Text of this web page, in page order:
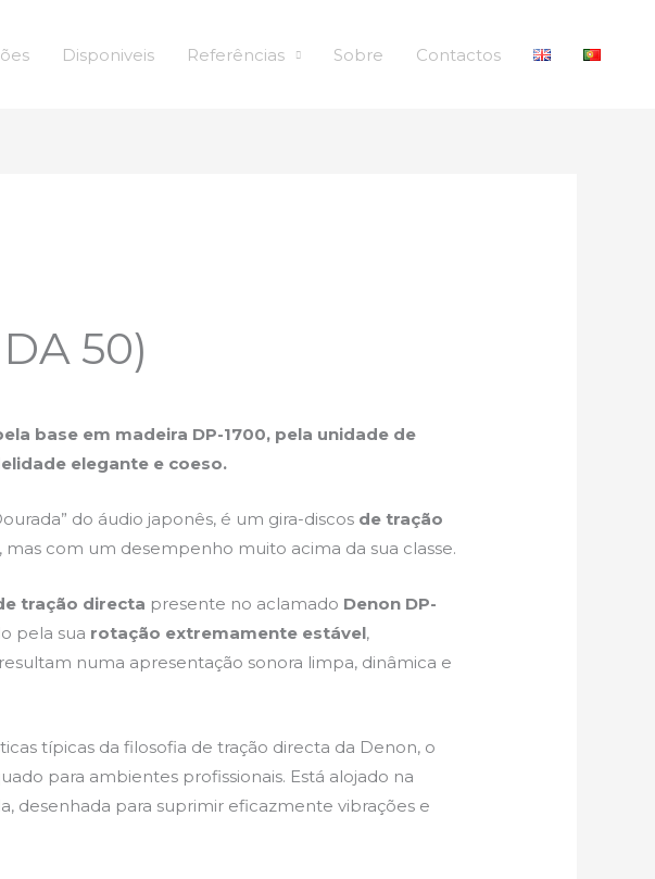
Disponiveis Referências Sobre Contactos
50)
base em madeira DP-1700, pela unidade de
elegante e coeso.
do áudio japonês, é um gira-discos de tração
com um desempenho muito acima da sua classe.
tração directa presente no aclamado Denon DP-
pela sua rotação extremamente estável,
numa apresentação sonora limpa, dinâmica e
típicas da filosofia de tração directa da Denon, o
para ambientes profissionais. Está alojado na
desenhada para suprimir eficazmente vibrações e